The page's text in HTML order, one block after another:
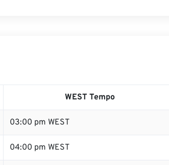
WEST Tempo
03:00 pm WEST
04:00 pm WEST